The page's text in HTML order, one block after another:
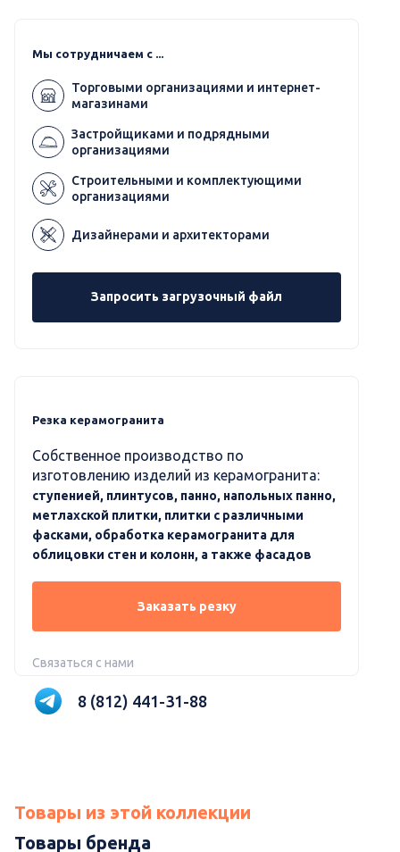
Мы сотрудничаем с ...
Торговыми организациями и интернет-
магазинами
Застройщиками и подрядными
организациями
Строительными и комплектующими
организациями
Дизайнерами и архитекторами
Запросить загрузочный файл
Резка керамогранита
Собственное производство по
изготовлению изделий из керамогранита:
ступенией, плинтусов, панно, напольных панно,
метлахской плитки, плитки с различными
фасками, обработка керамогранита для
облицовки стен и колонн, а также фасадов
Заказать резку
Связаться с нами
8 (812) 441-31-88
Товары из этой коллекции
Товары бренда